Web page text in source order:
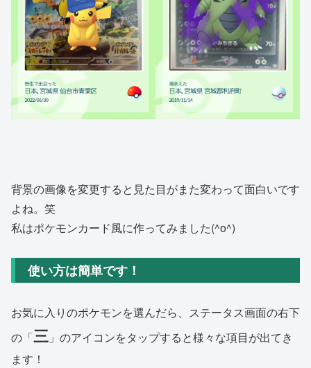
背景の画像を変更すると見た目がまた変わって面白いです
よね。笑
私はポケモンカード風に作ってみました(^o^)
使い方は簡単です！
お気に入りのポケモンを選んだら、ステータス画面の右下
の「三 」のアイコンをタップすると様々な項目が出てき
ます！